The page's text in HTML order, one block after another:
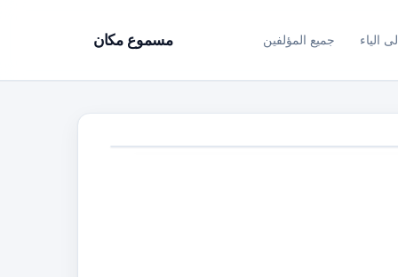
مسموع مكان جميع المؤلفين الياء